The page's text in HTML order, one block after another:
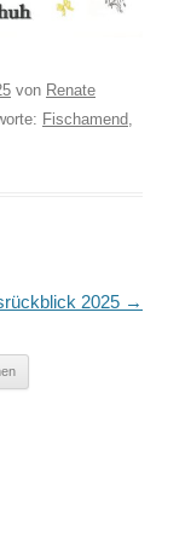
von Renate
Fischamend
2025 →